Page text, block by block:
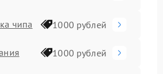
чипа 1000 рублей
1000 рублей